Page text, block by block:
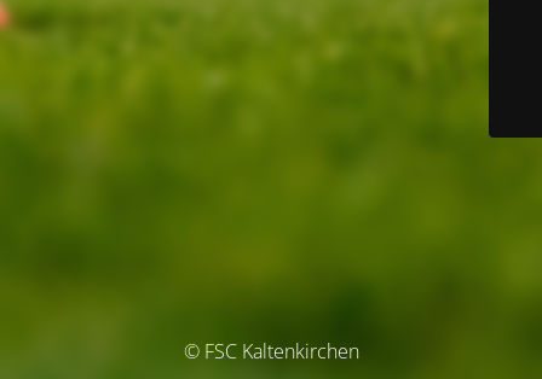
© FSC Kaltenkirchen